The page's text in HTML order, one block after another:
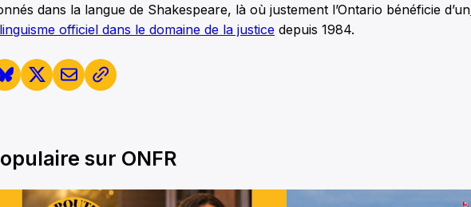
dans la langue de Shakespeare, là où justement l’Ontario bénéficie d’un
officiel dans le domaine de la justice depuis 1984.
sur ONFR